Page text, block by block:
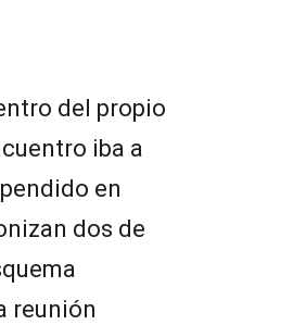
del propio
iba a
en
dos de
reunión